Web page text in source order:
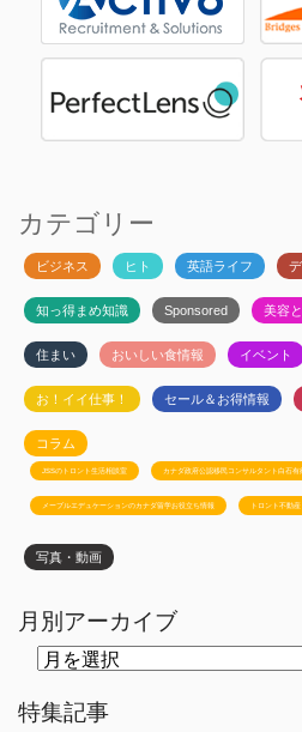
カテゴリー
ビジネス ヒト 英語ライフ
知っ得まめ知識 Sponsored 美容
住まい おいしい食情報 イベント
お！イイ仕事！ セール＆お得情報
コラム
JSSのトロント生活相談室 カナダ政府公認移民コンサルタント白石有
メープルエデュケーションのカナダ留学お役立ち情報 トロント不動産
写真・動画
月別アーカイブ
ー
カ
特集記事